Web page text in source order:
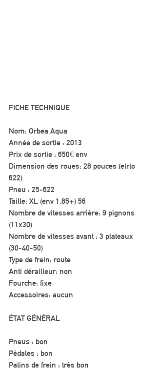
FICHE TECHNIQUE
Nom: Orbea Aqua
Année de sortie : 2013
Prix de sortie : 650€ env
Dimension des roues: 28 pouces (etrto
622)
Pneu : 25-622
Taille: XL (env 1,85+) 56
Nombre de vitesses arrière: 9 pignons
(11x30)
Nombre de vitesses avant : 3 plateaux
(30-40-50)
Type de frein: route
Anti dérailleur: non
Fourche: fixe
Accessoires: aucun
ÉTAT GÉNÉRAL
Pneus : bon
Pédales : bon
Patins de frein : très bon